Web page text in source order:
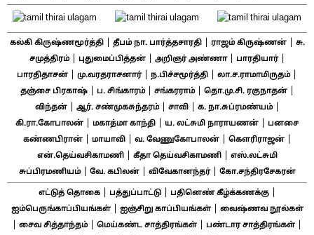
கல்கி கிருஷ்ணமூர்த்தி| தீபம் நா. பார்த்தசாரதி| ராஜம் கிருஷ்ணன்|
சு.
சமுத்திரம்| புதுமைப்பித்தன்| அறிஞர் அண்ணா| பாரதியார்|
பாரதிதாசன் மு.வரதராசனார்| ந.பிச்சமூர்த்தி லா.ச.ராமாமிருதம்|
தஞ்சை பிரகாஷ்| ப. சிங்காரம்| சங்கரராம்| தொ.மு.சி. ரகுநாதன்|
விந்தன்| ஆர். சண்முகசுந்தரம்| சாவி| க. நா.சுப்ரமண்யம்|
கி.ரா.கோபாலன் மகாத்மா காந்தி ய. லட்சுமி நாராயணன்
பனசை
கண்ணபிரான்| மாயாவி| வ. வேணுகோபாலன்| கௌரிராஜன்|
என்.தெய்வசிகாமணி| கீதா தெய்வசிகாமணி|
எஸ்.லட்சுமி
சுப்பிரமணியம்| வே. கபிலன்| விவேகானந்தர்| கோ.சந்திரசேகரன்
எட்டுத் தொகை| பத்துப்பாட்டு| பதினெண் கீழ்க்கணக்கு|
ஐம்பெருங்காப்பியங்கள்| ஐஞ்சிறு காப்பியங்கள்| வைஷ்ணவ நூல்கள்
சைவ சித்தாந்தம்| மெய்கண்ட சாத்திரங்கள் பண்டார சாத்திரங்கள்